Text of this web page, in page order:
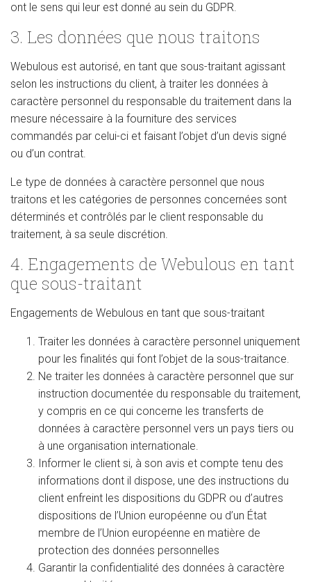
ont le sens qui leur est donné au sein du GDPR.
3. Les données que nous traitons
Webulous est autorisé, en tant que sous-traitant agissant
selon les instructions du client, à traiter les données à
caractère personnel du responsable du traitement dans la
mesure nécessaire à la fourniture des services
commandés par celui-ci et faisant l’objet d’un devis signé
ou d’un contrat.
Le type de données à caractère personnel que nous
traitons et les catégories de personnes concernées sont
déterminés et contrôlés par le client responsable du
traitement, à sa seule discrétion.
4. Engagements de Webulous en tant
que sous-traitant
Engagements de Webulous en tant que sous-traitant
Traiter les données à caractère personnel uniquement
pour les finalités qui font l’objet de la sous-traitance.
Ne traiter les données à caractère personnel que sur
instruction documentée du responsable du traitement,
y compris en ce qui concerne les transferts de
données à caractère personnel vers un pays tiers ou
à une organisation internationale.
Informer le client si, à son avis et compte tenu des
informations dont il dispose, une des instructions du
client enfreint les dispositions du GDPR ou d’autres
dispositions de l’Union européenne ou d’un État
membre de l’Union européenne en matière de
protection des données personnelles
Garantir la confidentialité des données à caractère